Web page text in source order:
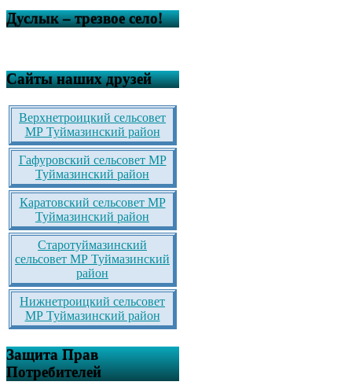
Дуслык – трезвое село!
Сайты наших друзей
Верхнетроицкий сельсовет
МР Туймазинский район
Гафуровский сельсовет МР
Туймазинский район
Каратовский сельсовет МР
Туймазинский район
Старотуймазинский
сельсовет МР Туймазинский
район
Нижнетроицкий сельсовет
МР Туймазинский район
Защита Прав
Потребителей